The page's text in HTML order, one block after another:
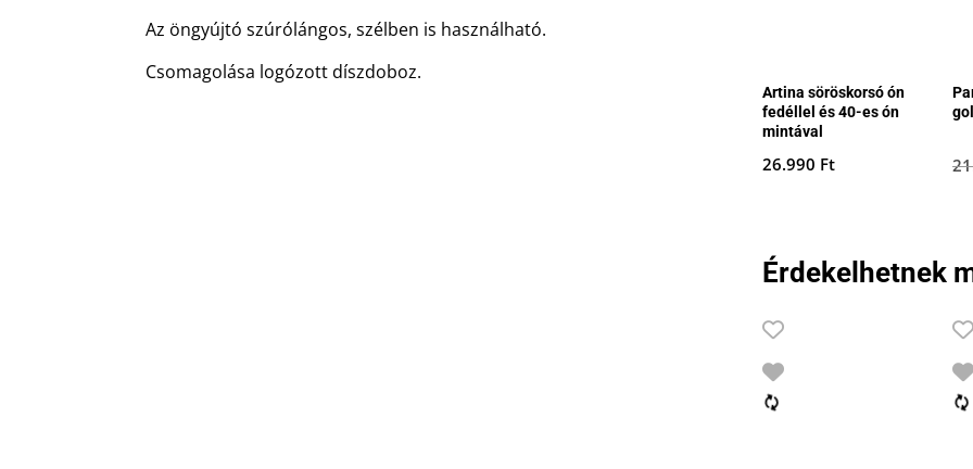
Az öngyújtó szúrólángos, szélben is használható.
Csomagolása logózott díszdoboz.
Artina söröskorsó ón
fedéllel és 40-es ón
mintával
26.990 Ft
Érdekelhetnek